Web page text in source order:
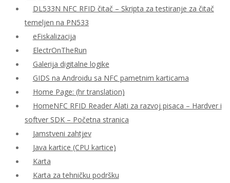
DL533N NFC RFID čitač – Skripta za testiranje za čitač
temeljen na PN533
eFiskalizacija
ElectrOnTheRun
Galerija digitalne logike
GIDS na Androidu sa NFC pametnim karticama
Home Page: (hr translation)
HomeNFC RFID Reader Alati za razvoj pisaca – Hardver i
softver SDK – Početna stranica
Jamstveni zahtjev
Java kartice (CPU kartice)
Karta
Karta za tehničku podršku